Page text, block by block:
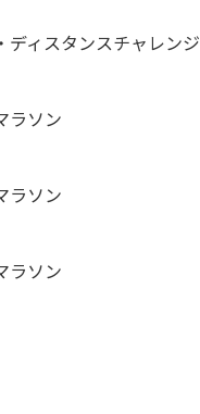
ディスタンスチャレンジ
ラソン
ラソン
ラソン